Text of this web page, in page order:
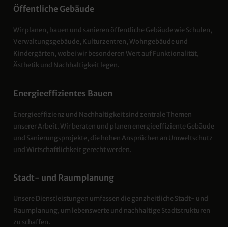
Öffentliche Gebäude
Wir planen, bauen und sanieren öffentliche Gebäude wie Schulen,
Verwaltungsgebäude, Kulturzentren, Wohngebäude und
Kindergärten, wobei wir besonderen Wert auf Funktionalität,
Ästhetik und Nachhaltigkeit legen.
Energieeffizientes Bauen
Energieeffizienz und Nachhaltigkeit sind zentrale Themen
unserer Arbeit. Wir beraten und planen energieeffiziente Gebäude
und Sanierungsprojekte, die hohen Ansprüchen an Umweltschutz
und Wirtschaftlichkeit gerecht werden.
Stadt- und Raumplanung
Unsere Dienstleistungen umfassen die ganzheitliche Stadt- und
Raumplanung, um lebenswerte und nachhaltige Stadtstrukturen
zu schaffen.